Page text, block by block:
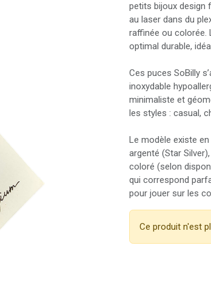
petits bijoux design
au laser dans du
raffinée ou colorée.
optimal durable,
Ces puces SoBilly
inoxydable
minimaliste et
les styles : casual,
Le modèle existe
argenté (Star
coloré (selon
qui correspond
pour jouer sur les
Ce produit n'est